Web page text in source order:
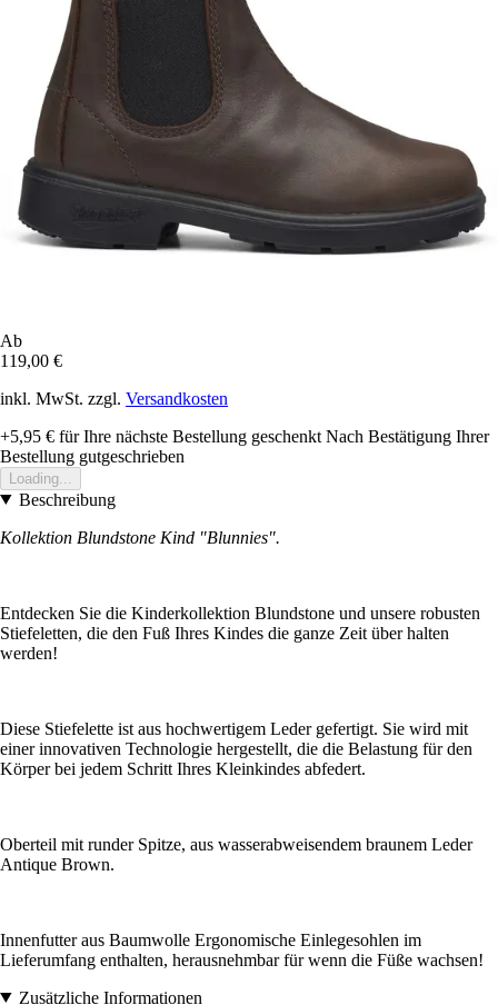
Ab
119,00 €
inkl. MwSt. zzgl. Versandkosten
+5,95 € für Ihre nächste Bestellung geschenkt Nach Bestätigung Ihrer
Bestellung gutgeschrieben
Loading...
Beschreibung
Kollektion Blundstone Kind "Blunnies".
Entdecken Sie die Kinderkollektion Blundstone und unsere robusten
Stiefeletten, die den Fuß Ihres Kindes die ganze Zeit über halten
werden!
Diese Stiefelette ist aus hochwertigem Leder gefertigt. Sie wird mit
einer innovativen Technologie hergestellt, die die Belastung für den
Körper bei jedem Schritt Ihres Kleinkindes abfedert.
Oberteil mit runder Spitze, aus wasserabweisendem braunem Leder
Antique Brown.
Innenfutter aus Baumwolle Ergonomische Einlegesohlen im
Lieferumfang enthalten, herausnehmbar für wenn die Füße wachsen!
Zusätzliche Informationen